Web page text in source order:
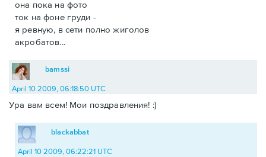
она пока на фото
ток на фоне груди -
я ревную, в сети полно жиголов
акробатов...
bamssi
April 10 2009, 06:18:50 UTC
Ура вам всем! Мои поздравления! :)
blackabbat
April 10 2009, 06:22:21 UTC